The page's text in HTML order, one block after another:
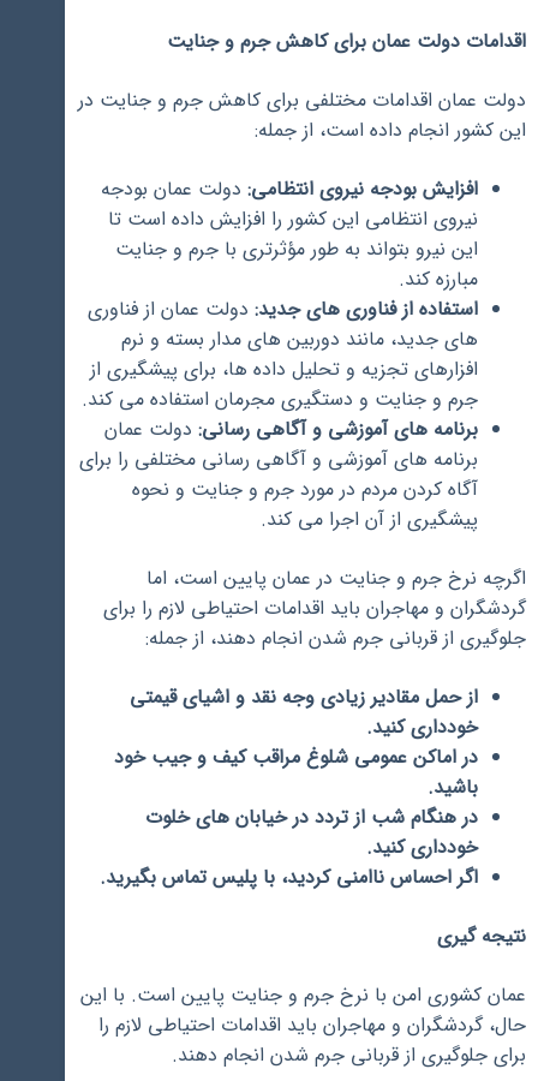
اقدامات دولت عمان برای کاهش جرم و جنایت
دولت عمان اقدامات مختلفی برای کاهش جرم و جنایت در
این کشور انجام داده است، از جمله:
افزایش بودجه نیروی انتظامی: دولت عمان بودجه
نیروی انتظامی این کشور را افزایش داده است تا
این نیرو بتواند به طور مؤثرتری با جرم و جنایت
مبارزه کند.
استفاده از فناوری های جدید: دولت عمان از فناوری
های جدید، مانند دوربین های مدار بسته و نرم
افزارهای تجزیه و تحلیل داده ها، برای پیشگیری از
جرم و جنایت و دستگیری مجرمان استفاده می کند.
برنامه های آموزشی و آگاهی رسانی: دولت عمان
برنامه های آموزشی و آگاهی رسانی مختلفی را برای
آگاه کردن مردم در مورد جرم و جنایت و نحوه
پیشگیری از آن اجرا می کند.
اگرچه نرخ جرم و جنایت در عمان پایین است، اما
گردشگران و مهاجران باید اقدامات احتیاطی لازم را برای
جلوگیری از قربانی جرم شدن انجام دهند، از جمله:
از حمل مقادیر زیادی وجه نقد و اشیای قیمتی
خودداری کنید.
در اماکن عمومی شلوغ مراقب کیف و جیب خود
باشید.
در هنگام شب از تردد در خیابان های خلوت
خودداری کنید.
اگر احساس ناامنی کردید، با پلیس تماس بگیرید.
نتیجه گیری
عمان کشوری امن با نرخ جرم و جنایت پایین است. با این
حال، گردشگران و مهاجران باید اقدامات احتیاطی لازم را
برای جلوگیری از قربانی جرم شدن انجام دهند.